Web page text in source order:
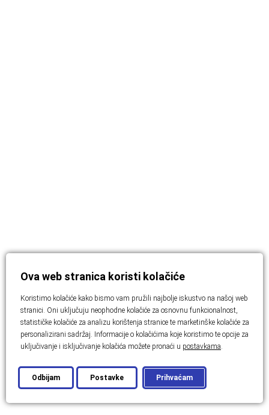
Ova web stranica koristi kolačiće
Koristimo kolačiće kako bismo vam pružili najbolje iskustvo na našoj web
stranici. Oni uključuju neophodne kolačiće za osnovnu funkcionalnost,
statističke kolačiće za analizu korištenja stranice te marketinške kolačiće za
personalizirani sadržaj. Informacije o kolačićima koje koristimo te opcije za
uključivanje i isključivanje kolačića možete pronaći u postavkama.
Prihvaćam
Odbijam Postavke